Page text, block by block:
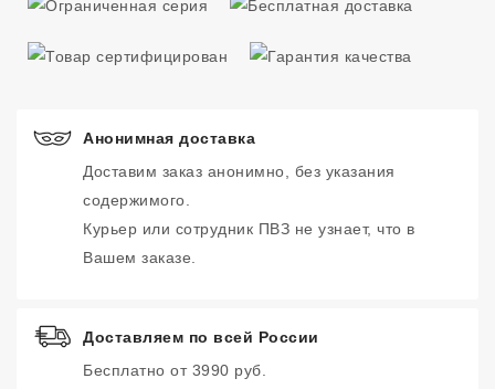
Анонимная доставка
Доставим заказ анонимно, без указания
содержимого.
Курьер или сотрудник ПВЗ не узнает, что в
Вашем заказе.
Доставляем по всей России
Бесплатно от 3990 руб.